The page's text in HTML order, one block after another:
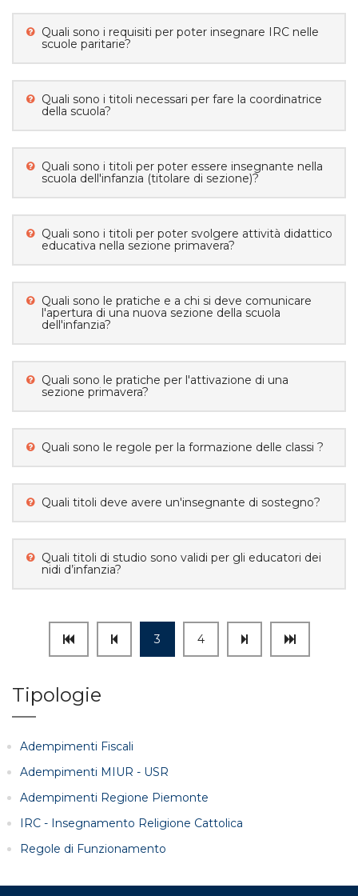
Quali sono i requisiti per poter insegnare IRC nelle
scuole paritarie?
Quali sono i titoli necessari per fare la coordinatrice
della scuola?
Quali sono i titoli per poter essere insegnante nella
scuola dell'infanzia (titolare di sezione)?
Quali sono i titoli per poter svolgere attività didattico
educativa nella sezione primavera?
Quali sono le pratiche e a chi si deve comunicare
l'apertura di una nuova sezione della scuola
dell'infanzia?
Quali sono le pratiche per l'attivazione di una
sezione primavera?
Quali sono le regole per la formazione delle classi ?
Quali titoli deve avere un'insegnante di sostegno?
Quali titoli di studio sono validi per gli educatori dei
nidi d’infanzia?
3 4
Tipologie
Adempimenti Fiscali
Adempimenti MIUR - USR
Adempimenti Regione Piemonte
IRC - Insegnamento Religione Cattolica
Regole di Funzionamento